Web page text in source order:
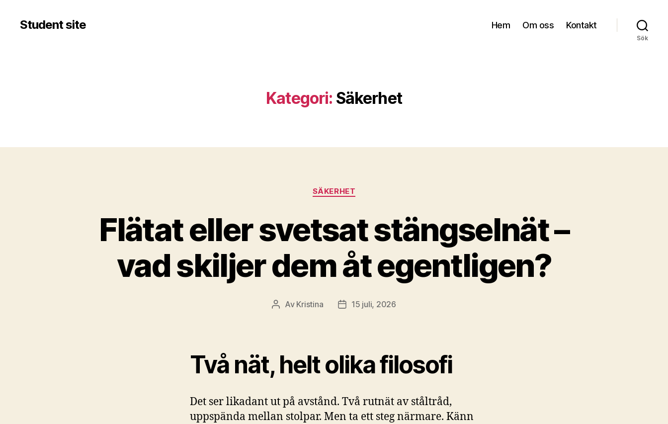
Student site Hem Om oss Kontakt
Sök
Kategori: Säkerhet
Kategorier
SÄKERHET
Flätat eller svetsat stängselnät –
vad skiljer dem åt egentligen?
Inläggsförfattare
Av Kristina Inläggsdatum
15 juli, 2026
Två nät, helt olika filosofi
Det ser likadant ut på avstånd. Två rutnät av ståltråd,
uppspända mellan stolpar. Men ta ett steg närmare. Känn